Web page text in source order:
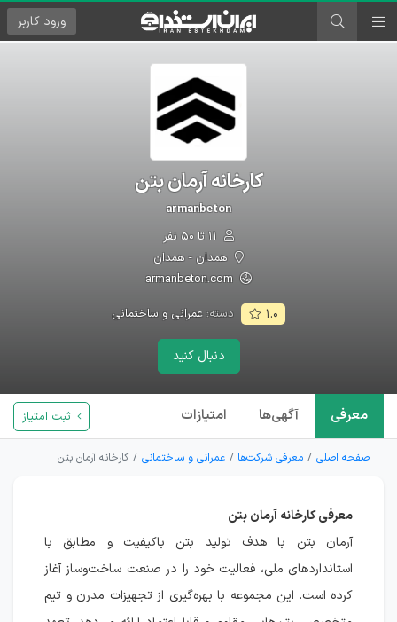
ورود کاربر
کارخانه آرمان بتن
armanbeton
همدان - همدان
۱.۰ دسته: عمرانی و ساختمانی
دنبال کنید
معرفی آگهی‌ها امتیازات ثبت امتیاز
صفحه اصلی معرفی شرکت‌ها عمرانی و ساختمانی کارخانه آرمان بتن
معرفی کارخانه آرمان بتن
آرمان بتن با هدف تولید بتن باکیفیت و مطابق با
استانداردهای ملی، فعالیت خود را در صنعت ساخت‌وساز آغاز
کرده است. این مجموعه با بهره‌گیری از تجهیزات مدرن و تیم